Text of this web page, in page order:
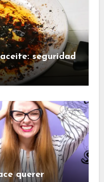
seguridad
querer